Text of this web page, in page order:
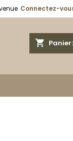
Connectez-
shopping_cart Panier: